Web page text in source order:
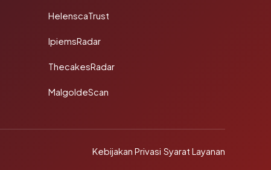
HelenscaTrust
IpiemsRadar
ThecakesRadar
MalgoldeScan
Kebijakan Privasi·Syarat Layanan